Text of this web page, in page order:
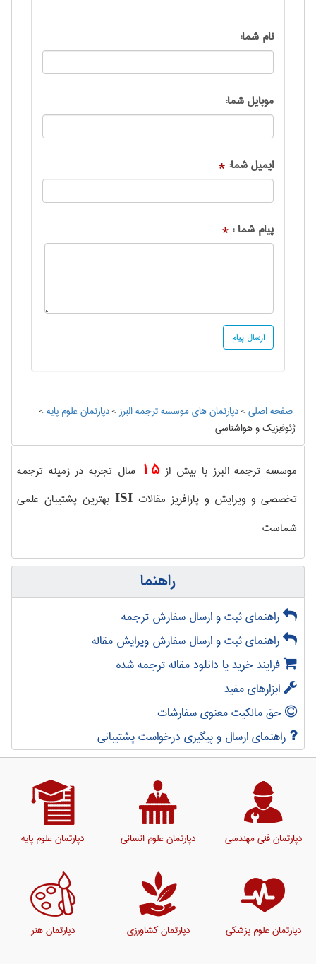
نام شما:
موبایل شما:
ایمیل شما: *
پیام شما : *
صفحه اصلی>دپارتمان های موسسه ترجمه البرز>دپارتمان علوم پايه>
ژئوفيزيك و هواشناسی
موسسه ترجمه البرز با بیش از15 سال تجربه در زمینه ترجمه
تخصصی و ویرایش و پارافریز مقالاتISI بهترین پشتیبان علمی
شماست
راهنما
راهنمای ثبت و ارسال سفارش ترجمه
راهنمای ثبت و ارسال سفارش ویرایش مقاله
فرایند خرید یا دانلود مقاله ترجمه شده
ابزارهای مفید
حق مالکیت معنوی سفارشات
راهنمای ارسال و پیگیری درخواست پشتیبانی
دپارتمان فنی مهندسی دپارتمان علوم انسانی دپارتمان علوم پایه
دپارتمان علوم پزشکی دپارتمان کشاورزی دپارتمان هنر